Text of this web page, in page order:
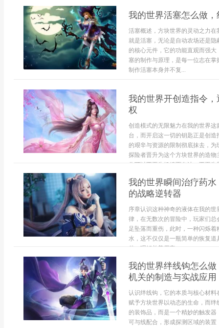
我的世界活塞怎么做
活塞概述，方块世界的灵动之力
就是活塞，无论是自动农场还是
的核心元件，它的功能直观而强
塞的制作与原理，是每一位志在
制作活塞本身并不复...
我的世界开创造指令
权
创造模式的无限魅力在我的世界
台，而开启这一切的钥匙正是创
的艰辛与资源的限制彻底抹去，
探险者晋升为这个方块世界的造
你可以不再为饥饿而奔波，不再为
我的世界瞬间治疗药
的战略逆转器
序章认识这种神奇的液体在我的
律，在无数次的冒险中，玩家们
足坠落而重伤，此时，一种闪烁
水，这不仅仅是一瓶简单的恢复
伴，理解并善用它...
我的世界绊线钩怎么
机关的制造与实战应用
认识绊线钩，它的本质与核心材
赋予方块世界以动态的生命，而
的装饰品，而是一个精妙的触发
可与线配合，形成探测区域的装置